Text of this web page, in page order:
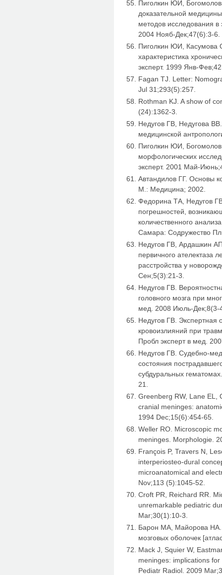
Пиголкин ЮИ,
доказательной
методов исследования в
2004 Нояб-Дек;47(6):3-6.
Пиголкин ЮИ, Касумова
характеристика
эксперт. 1999 Янв-
Fagan TJ. Letter:
Jul 31;293(5):257.
Rothman KJ. A show of
(24):1362-3.
Недугов ГВ, Недугова
медицинской
Пиголкин ЮИ,
морфологических
эксперт. 2001 Май-
Автандилов ГГ. Основы
М.: Медицина; 2002.
Федорина ТА, Недугов
погрешностей,
количественного
Самара: Содружество
Недугов ГВ, Ардашкин
первичного ателектаза
расстройства у
Сен;5(3):21-3.
Недугов ГВ.
головного мозга при
мед. 2008 Июль-Дек;8(3-
Недугов ГВ. Экспертная
кровоизлияний при
Пробл эксперт в мед.
Недугов ГВ. Судебно-
состояния
субдуральных
21.
Greenberg RW, Lane EL,
cranial meninges:
1994 Dec;15(6):454-65.
Weller RO. Microscopic
meninges. Morphologie.
François P, Travers N,
interperiosteo-dural
microanatomical and
Nov;113 (5):1045-52.
Croft PR, Reichard RR.
unremarkable pediatric
Mar;30(1):10-3.
Барон МА, Майорова НА.
мозговых оболочек
Mack J, Squier W,
meninges: implications
Pediatr Radiol. 2009